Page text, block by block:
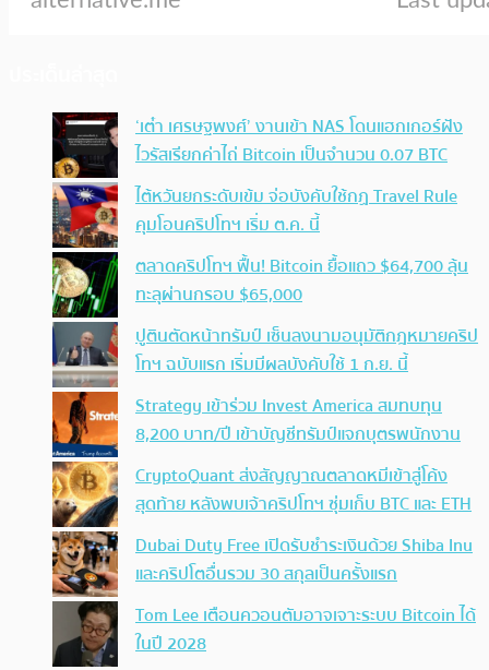
‘เต๋า เศรษฐพงศ์’ งานเข้า NAS โดนแฮกเกอร์ฝัง
ไวรัสเรียกค่าไถ่ Bitcoin เป็นจำนวน 0.07 BTC
ไต้หวันยกระดับเข้ม จ่อบังคับใช้กฏ Travel Rule
คุมโอนคริปโทฯ เริ่ม ต.ค. นี้
ตลาดคริปโทฯ ฟื้น! Bitcoin ยื้อแถว $64,700 ลุ้น
ทะลุผ่านกรอบ $65,000
ปูตินตัดหน้าทรัมป์ เซ็นลงนามอนุมัติกฎหมายคริป
โทฯ ฉบับแรก เริ่มมีผลบังคับใช้ 1 ก.ย. นี้
Strategy เข้าร่วม Invest America สมทบทุน
8,200 บาท/ปี เข้าบัญชีทรัมป์แจกบุตรพนักงาน
CryptoQuant ส่งสัญญาณตลาดหมีเข้าสู่โค้ง
สุดท้าย หลังพบเจ้าคริปโทฯ ซุ่มเก็บ BTC และ ETH
Dubai Duty Free เปิดรับชำระเงินด้วย Shiba Inu
และคริปโตอื่นรวม 30 สกุลเป็นครั้งแรก
Tom Lee เตือนควอนตัมอาจเจาะระบบ Bitcoin ได้
ในปี 2028